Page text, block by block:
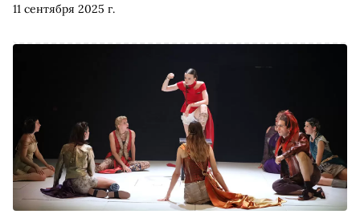
11 сентября 2025 г.